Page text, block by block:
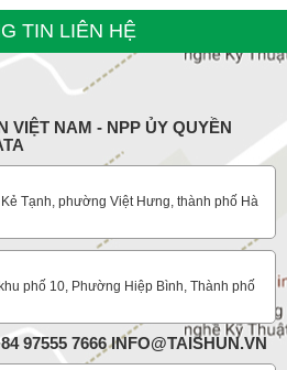
TIN LIÊN HỆ
VIỆT NAM - NPP ỦY QUYỀN
Tạnh, phường Việt Hưng, thành phố Hà
phố 10, Phường Hiệp Bình, Thành phố
97555 7666 INFO@TAISHUN.VN